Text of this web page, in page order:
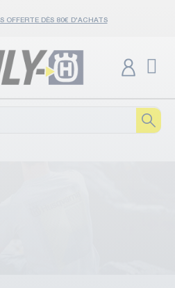
OFFERTE DÈS 80€ D'ACHATS